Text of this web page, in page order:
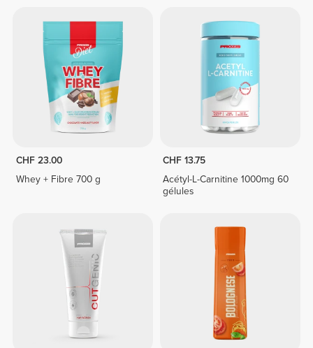
CHF 23.00
Whey + Fibre 700 g
CHF 13.75
Acétyl-L-Carnitine 1000mg 60
gélules